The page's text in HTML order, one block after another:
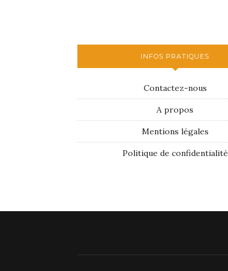
INFOS PRATIQUES
Contactez-nous
A propos
Mentions légales
Politique de confidentialité